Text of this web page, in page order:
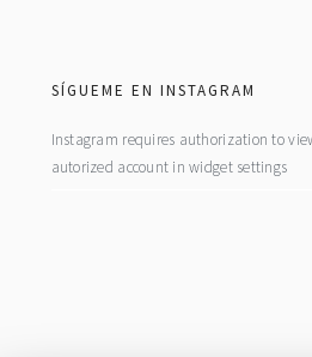
SÍGUEME EN INSTAGRAM
Instagram requires authorization to
autorized account in widget settings